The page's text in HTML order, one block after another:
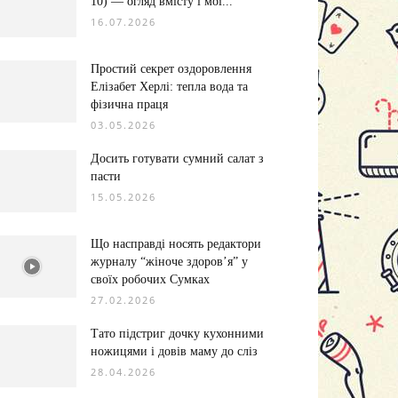
16.07.2026
Простий секрет оздоровлення
Елізабет Херлі: тепла вода та
фізична праця
03.05.2026
Досить готувати сумний салат з
пасти
15.05.2026
Що насправді носять редактори
журналу “жіноче здоров’я” у
своїх робочих Сумках
27.02.2026
Тато підстриг дочку кухонними
ножицями і довів маму до сліз
28.04.2026